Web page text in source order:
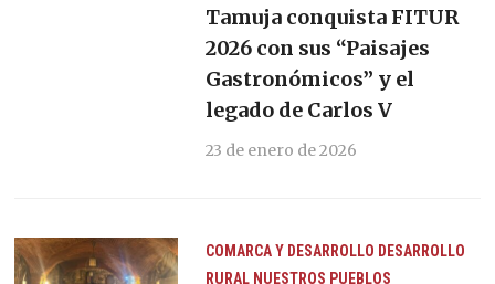
Tamuja conquista FITUR
2026 con sus “Paisajes
Gastronómicos” y el
legado de Carlos V
23 de enero de 2026
COMARCA Y DESARROLLO DESARROLLO
RURAL NUESTROS PUEBLOS